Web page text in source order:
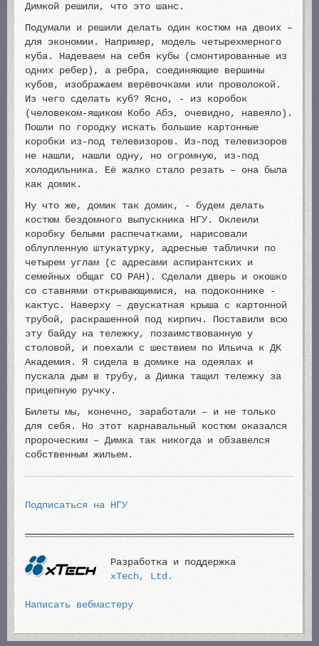
Димкой решили, что это шанс.
Подумали и решили делать один костюм на двоих –
для экономии. Например, модель четырехмерного
куба. Надеваем на себя кубы (смонтированные из
одних ребер), а ребра, соединяющие вершины
кубов, изображаем верёвочками или проволокой.
Из чего сделать куб? Ясно, - из коробок
(человеком-ящиком Кобо Абэ, очевидно, навеяло).
Пошли по городку искать большие картонные
коробки из-под телевизоров. Из-под телевизоров
не нашли, нашли одну, но огромную, из-под
холодильника. Её жалко стало резать – она была
как домик.
Ну что же, домик так домик, - будем делать
костюм бездомного выпускника НГУ. Оклеили
коробку белыми распечатками, нарисовали
облупленную штукатурку, адресные таблички по
четырем углам (с адресами аспирантских и
семейных общаг СО РАН). Сделали дверь и окошко
со ставнями открывающимися, на подоконнике -
кактус. Наверху – двускатная крыша с картонной
трубой, раскрашенной под кирпич. Поставили всю
эту байду на тележку, позаимствованную у
столовой, и поехали с шествием по Ильича к ДК
Академия. Я сидела в домике на одеялах и
пускала дым в трубу, а Димка тащил тележку за
прицепную ручку.
Билеты мы, конечно, заработали – и не только
для себя. Но этот карнавальный костюм оказался
пророческим – Димка так никогда и обзавелся
собственным жильем.
Подписаться на НГУ
Разработка и поддержка
xTech, Ltd.
Написать вебмастеру